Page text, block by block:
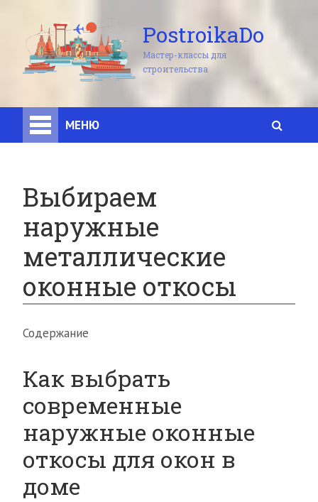
PostroikaDo
Мастер-классы для
строительства
МЕНЮ
Выбираем
наружные
металлические
оконные откосы
Содержание
Как выбрать
современные
наружные оконные
откосы для окон в
доме